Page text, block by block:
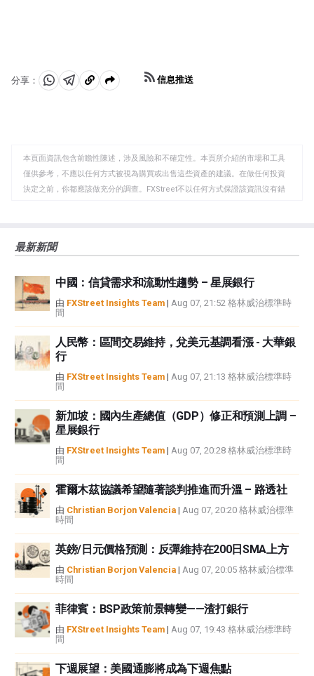
分享：
分 分 複
板
信息推送
本頁面資訊包含前瞻性陳述，涉及風險和不確定性。本頁所介紹的市場和工具
僅供參考，不應以任何方式被視為購買或出售這些資產的建議。在做任何投資
決定之前，你都應該做充分的調查。FXStreet不以任何方式保證該資訊沒有錯
觀點，並不代表FXStreet或其廣告商的官方政策或立場。作者不對本頁連結的
如果文章正文中沒有明確提到，在撰寫本文時，作者在本文中提到的任何股票
中都沒有頭寸，也沒有與文中提到的任何公司有業務關係。除了FXStreet，作
者沒有收到撰寫這篇文章的報酬。
FXStreet和作者不提供個性化的建議。作者對該資訊的準確性、完整性或適用
性不作任何陳述。FXStreet和作者將不承擔任何錯誤，遺漏或任何損失，傷害
或損害由此資訊及其顯示或使用引起的。錯誤和遺漏除外。本文作者和
FXStreet並非註冊投資顧問，本文內容無意提供任何投資建議。
最新新聞
中國：信貸需求和流動性趨勢 – 星展銀行
由 FXStreet Insights Team | Aug 07, 21:52 格林威治標準時
間
人民幣：區間交易維持，兌美元基調看漲 - 大華銀
行
由 FXStreet Insights Team | Aug 07, 21:13 格林威治標準時
間
新加坡：國內生產總值（GDP）修正和預測上調 –
星展銀行
由 FXStreet Insights Team | Aug 07, 20:28 格林威治標準時
間
霍爾木茲協議希望隨著談判推進而升溫 – 路透社
由 Christian Borjon Valencia | Aug 07, 20:20 格林威治標準
時間
英鎊/日元價格預測：反彈維持在200日SMA上方
由 Christian Borjon Valencia | Aug 07, 20:05 格林威治標準
時間
菲律賓：BSP政策前景轉變——渣打銀行
由 FXStreet Insights Team | Aug 07, 19:43 格林威治標準時
間
下週展望：美國通膨將成為下週焦點